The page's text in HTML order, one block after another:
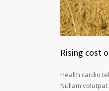
Rising cost
Health cardio
Nullam